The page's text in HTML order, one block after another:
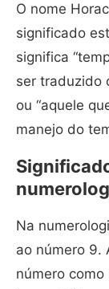
O nome
significado
significa
ser traduzido
ou “aquele
manejo do
Na
ao número 9.
número